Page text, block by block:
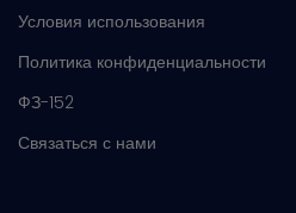
Условия использования
Политика конфиденциальности
ФЗ-152
Связаться с нами